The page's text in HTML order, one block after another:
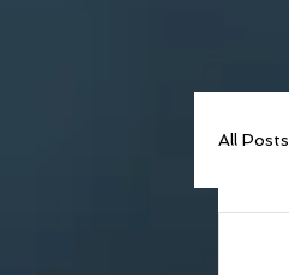
All Posts